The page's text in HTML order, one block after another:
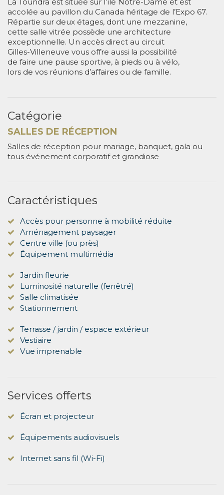
accolée au pavillon du Canada héritage de l’Expo 67.
Répartie sur deux étages, dont une mezzanine,
cette salle vitrée possède une architecture
exceptionnelle. Un accès direct au circuit
Gilles-Villeneuve vous offre aussi la possibilité
de faire une pause sportive, à pieds ou à vélo,
lors de vos réunions d’affaires ou de famille.
Catégorie
SALLES DE RÉCEPTION
Salles de réception pour mariage, banquet, gala ou
tous événement corporatif et grandiose
Caractéristiques
Accès pour personne à mobilité réduite
Aménagement paysager
Centre ville (ou près)
Équipement multimédia
Jardin fleurie
Luminosité naturelle (fenêtré)
Salle climatisée
Stationnement
Terrasse / jardin / espace extérieur
Vestiaire
Vue imprenable
Services offerts
Écran et projecteur
Équipements audiovisuels
Internet sans fil (Wi-Fi)